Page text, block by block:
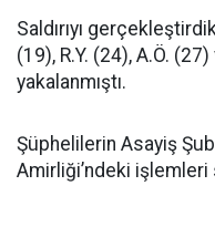
Saldırıyı
(19), R.Y. (24), A.Ö.
yakalanmıştı.
Şüphelilerin Asayiş
Amirliği’ndeki işlemleri